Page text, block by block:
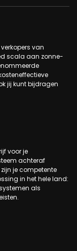
van
scala aan zonne-
jij kunt bijdragen
voor je
achteraf
je competente
in het hele land:
als